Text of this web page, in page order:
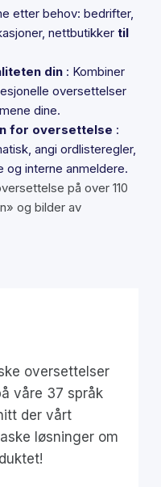
etter behov: bedrifter,
nettbutikker til
din : Kombiner
oversettelser
dine.
for oversettelse :
angi ordlisteregler,
interne anmeldere.
oversettelser
våre 37 språk
der vårt
løsninger om